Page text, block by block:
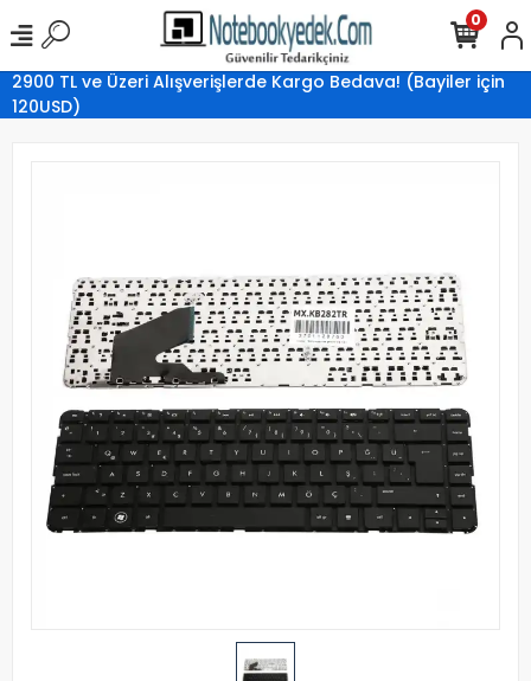
2900 TL ve Üzeri Alışverişlerde Kargo Bedava! (Bayiler için
120USD)
0